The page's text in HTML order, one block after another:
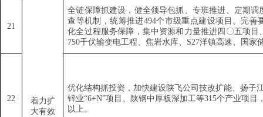
21
着力扩
大有效
全链保障抓建设，健全领导包抓、专班推进、定期调
查等机制，统筹推进494个市级重点建设项目。完善
化全过程服务保障，集中资源和力量推进四〇五项目
750千伏输变电工程、焦岩水库、 S27洋镇高速、国家
22
优化结构抓投资，加快建设陕飞公司技改扩能、扬子
锌业“6+N”项目、陕钢中厚板深加工等315个产业项目
以上。